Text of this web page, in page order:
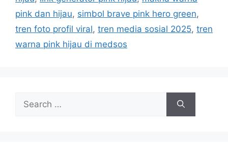
pink dan hijau, simbol brave pink hero green,
tren foto profil viral, tren media sosial 2025, tren
warna pink hijau di medsos